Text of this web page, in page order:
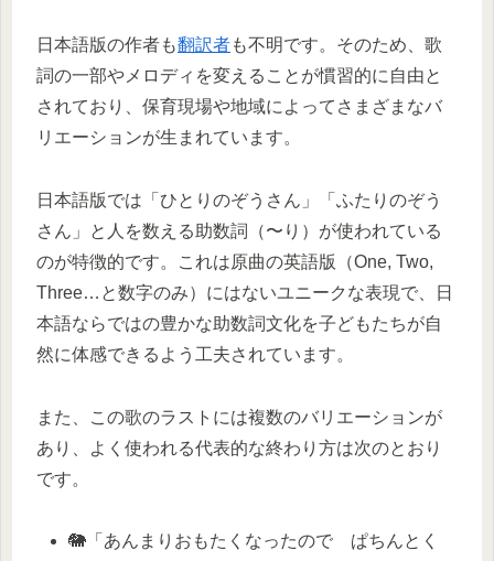
日本語版の作者も翻訳者も不明です。そのため、歌
詞の一部やメロディを変えることが慣習的に自由と
されており、保育現場や地域によってさまざまなバ
リエーションが生まれています。
日本語版では「ひとりのぞうさん」「ふたりのぞう
さん」と人を数える助数詞（〜り）が使われている
のが特徴的です。これは原曲の英語版（One, Two,
Three…と数字のみ）にはないユニークな表現で、日
本語ならではの豊かな助数詞文化を子どもたちが自
然に体感できるよう工夫されています。
また、この歌のラストには複数のバリエーションが
あり、よく使われる代表的な終わり方は次のとおり
です。
🐘「あんまりおもたくなったので ぱちんとく